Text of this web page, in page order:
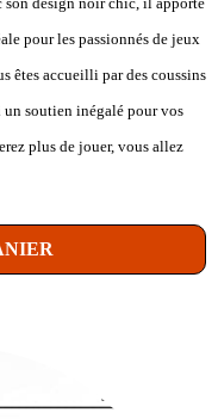
pour les passionnés de jeux
êtes accueilli par des coussins
soutien inégalé pour vos
plus de jouer, vous allez